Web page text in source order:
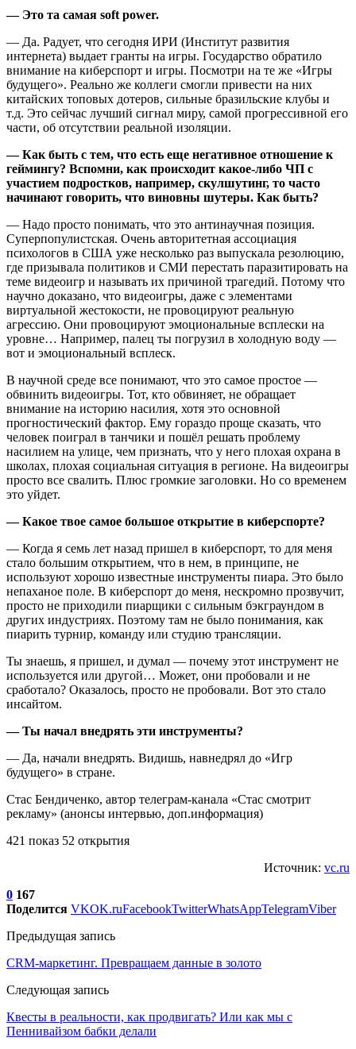
— Это та самая soft power.
— Да. Радует, что сегодня ИРИ (Институт развития
интернета) выдает гранты на игры. Государство обратило
внимание на киберспорт и игры. Посмотри на те же «Игры
будущего». Реально же коллеги смогли привести на них
китайских топовых дотеров, сильные бразильские клубы и
т.д. Это сейчас лучший сигнал миру, самой прогрессивной его
части, об отсутствии реальной изоляции.
— Как быть с тем, что есть еще негативное отношение к
геймингу? Вспомни, как происходит какое-либо ЧП с
участием подростков, например, скулшутинг, то часто
начинают говорить, что виновны шутеры. Как быть?
— Надо просто понимать, что это антинаучная позиция.
Суперпопулистская. Очень авторитетная ассоциация
психологов в США уже несколько раз выпускала резолюцию,
где призывала политиков и СМИ перестать паразитировать на
теме видеоигр и называть их причиной трагедий. Потому что
научно доказано, что видеоигры, даже с элементами
виртуальной жестокости, не провоцируют реальную
агрессию. Они провоцируют эмоциональные всплески на
уровне… Например, палец ты погрузил в холодную воду —
вот и эмоциональный всплеск.
В научной среде все понимают, что это самое простое —
обвинить видеоигры. Тот, кто обвиняет, не обращает
внимание на историю насилия, хотя это основной
прогностический фактор. Ему гораздо проще сказать, что
человек поиграл в танчики и пошёл решать проблему
насилием на улице, чем признать, что у него плохая охрана в
школах, плохая социальная ситуация в регионе. На видеоигры
просто все свалить. Плюс громкие заголовки. Но со временем
это уйдет.
— Какое твое самое большое открытие в киберспорте?
— Когда я семь лет назад пришел в киберспорт, то для меня
стало большим открытием, что в нем, в принципе, не
используют хорошо известные инструменты пиара. Это было
непаханое поле. В киберспорт до меня, нескромно прозвучит,
просто не приходили пиарщики с сильным бэкграундом в
других индустриях. Поэтому там не было понимания, как
пиарить турнир, команду или студию трансляции.
Ты знаешь, я пришел, и думал — почему этот инструмент не
используется или другой… Может, они пробовали и не
сработало? Оказалось, просто не пробовали. Вот это стало
инсайтом.
— Ты начал внедрять эти инструменты?
— Да, начали внедрять. Видишь, навнедрял до «Игр
будущего» в стране.
Стас Бендиченко, автор телеграм-канала «Стас смотрит
рекламу» (анонсы интервью, доп.информация)
421 показ 52 открытия
Источник: vc.ru
0 167
Поделится VKOK.ruFacebookTwitterWhatsAppTelegramViber
Предыдущая запись
CRM-маркетинг. Превращаем данные в золото
Следующая запись
Квесты в реальности, как продвигать? Или как мы с
Пеннивайзом бабки делали